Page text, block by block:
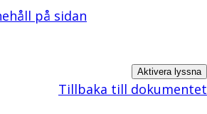
på sidan
Aktivera lyssna
Tillbaka till dokumentet